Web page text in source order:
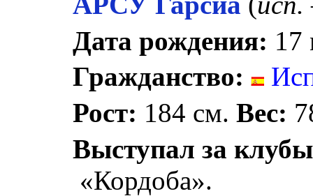
Дата рождения: 17
Гражданство:
Рост: 184 см.Вес:
Выступал за
«Кордоба».